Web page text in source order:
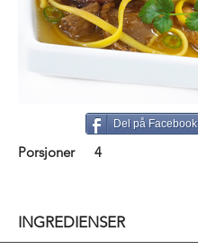
Del på Facebook
Porsjoner 4
INGREDIENSER